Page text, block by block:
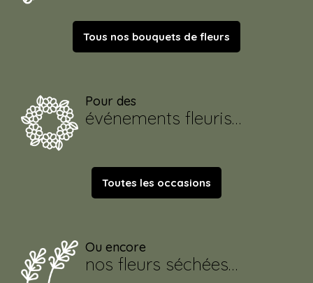
Tous nos bouquets de fleurs
Pour des
événements fleuris…
Toutes les occasions
Ou encore
nos fleurs séchées…